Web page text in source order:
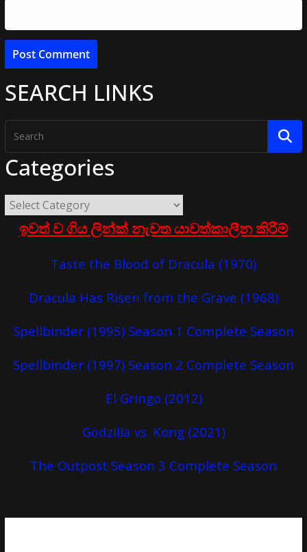
SEARCH LINKS
Categories
ඉවත් ව ගිය ලින්ක් නැවත යාවත්කාලීන කිරීම්
Taste the Blood of Dracula (1970)
Dracula Has Risen from the Grave (1968)
Spellbinder (1995) Season 1 Complete Season
Spellbinder (1997) Season 2 Complete Season
El Gringo (2012)
Godzilla vs. Kong (2021)
The Outpost Season 3 Complete Season